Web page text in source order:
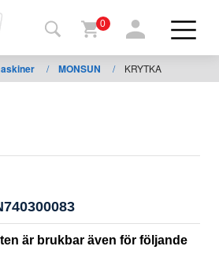
0
/ MONSUN / KRYTKA
är brukbar även för följande